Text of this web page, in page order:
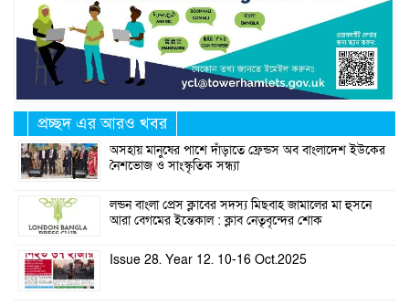
প্রচ্ছদ এর আরও খবর
অসহায় মানুষের পাশে দাঁড়াতে ফ্রেন্ডস অব বাংলাদেশ ইউকের
নৈশভোজ ও সাংস্কৃতিক সন্ধ্যা
লন্ডন বাংলা প্রেস ক্লাবের সদস্য মিছবাহ জামালের মা হুসনে
আরা বেগমের ইন্তেকাল : ক্লাব নেতৃবৃন্দের শোক
Issue 28. Year 12. 10-16 Oct.2025